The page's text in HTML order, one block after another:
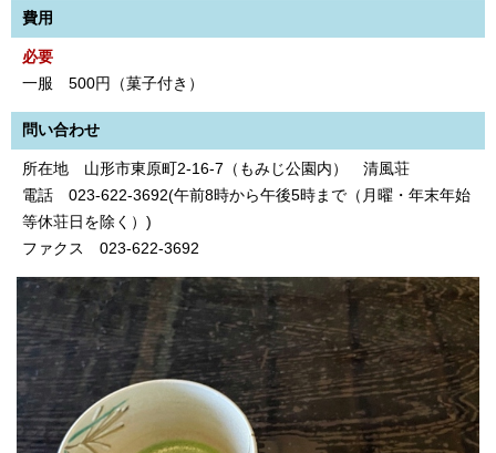
費用
必要
一服 500円（菓子付き）
問い合わせ
所在地 山形市東原町2-16-7（もみじ公園内） 清風荘
電話 023-622-3692(午前8時から午後5時まで（月曜・年末年始
等休荘日を除く）)
ファクス 023-622-3692